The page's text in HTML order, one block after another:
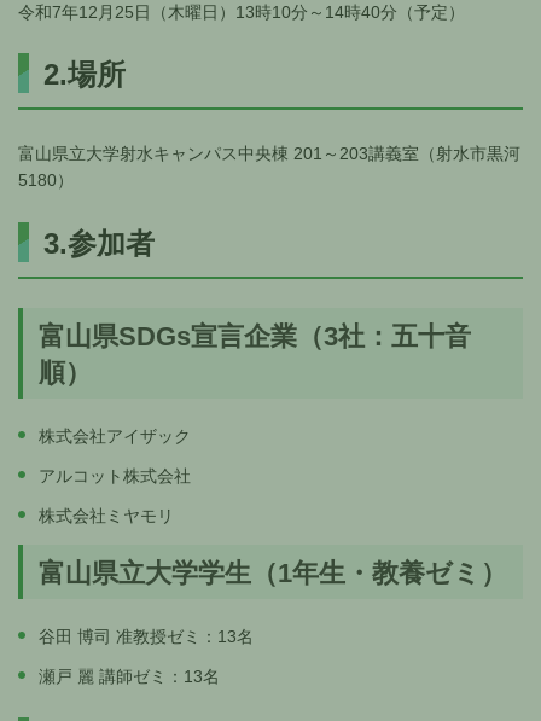
令和7年12月25日（木曜日）13時10分～14時40分（予定）
2.場所
富山県立大学射水キャンパス中央棟 201～203講義室（射水市黒河
5180）
3.参加者
富山県SDGs宣言企業（3社：五十音
順）
株式会社アイザック
アルコット株式会社
株式会社ミヤモリ
富山県立大学学生（1年生・教養ゼミ）
谷田 博司 准教授ゼミ：13名
瀬戸 麗 講師ゼミ：13名